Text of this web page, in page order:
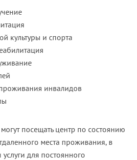
культуры и спорта
инвалидов
посещать центр по состоянию
места проживания, в
для постоянного